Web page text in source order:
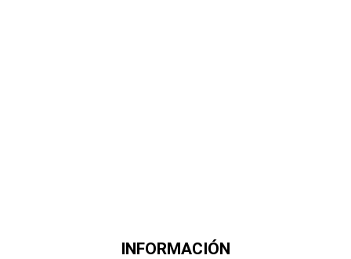
INFORMACIÓN